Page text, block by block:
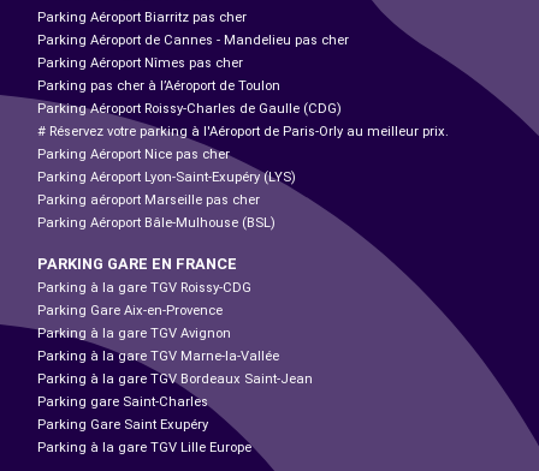
Parking Aéroport Biarritz pas cher
Parking Aéroport de Cannes - Mandelieu pas cher
Parking Aéroport Nîmes pas cher
Parking pas cher à l’Aéroport de Toulon
Parking Aéroport Roissy-Charles de Gaulle (CDG)
# Réservez votre parking à l'Aéroport de Paris-Orly au meilleur prix.
Parking Aéroport Nice pas cher
Parking Aéroport Lyon-Saint-Exupéry (LYS)
Parking aéroport Marseille pas cher
Parking Aéroport Bâle-Mulhouse (BSL)
PARKING GARE EN FRANCE
Parking à la gare TGV Roissy-CDG
Parking Gare Aix-en-Provence
Parking à la gare TGV Avignon
Parking à la gare TGV Marne-la-Vallée
Parking à la gare TGV Bordeaux Saint-Jean
Parking gare Saint-Charles
Parking Gare Saint Exupéry
Parking à la gare TGV Lille Europe